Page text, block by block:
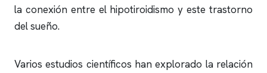
la conexión entre el hipotiroidismo y este trastorno
del sueño.
Varios estudios científicos han explorado la relación